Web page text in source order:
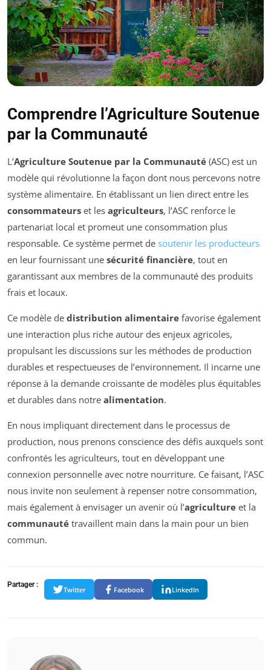
Comprendre l’Agriculture Soutenue
par la Communauté
L’Agriculture Soutenue par la Communauté (ASC) est un
modèle qui révolutionne la façon dont nous percevons notre
système alimentaire. En établissant un lien direct entre les
consommateurs et les agriculteurs, l’ASC renforce le
partenariat local et promeut une consommation plus
responsable. Ce système permet de soutenir les producteurs
en leur fournissant une sécurité financière, tout en
garantissant aux membres de la communauté des produits
frais et locaux.
Ce modèle de distribution alimentaire favorise également
une interaction plus riche autour des enjeux agricoles,
propulsant les discussions sur les méthodes de production
durables et respectueuses de l’environnement. Il incarne une
réponse à la demande croissante de modèles plus équitables
et durables dans notre alimentation.
En nous impliquant directement dans le processus de
production, nous prenons conscience des défis auxquels sont
confrontés les agriculteurs, tout en développant une
connexion personnelle avec notre nourriture. Ce faisant, l’ASC
nous invite non seulement à repenser notre consommation,
mais également à envisager un avenir où l’agriculture et la
communauté travaillent main dans la main pour un bien
commun.
Partager :
Twitter Facebook LinkedIn